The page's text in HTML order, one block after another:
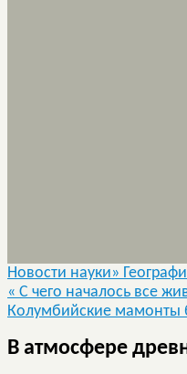
Новости науки»
« С чего началось все
Колумбийские
В атмосфере